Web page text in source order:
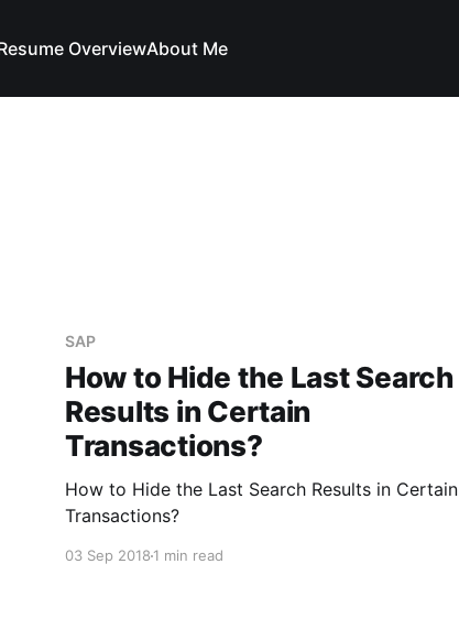
OverviewAbout Me
SAP
How to Hide the Last Search
Results in Certain
Transactions?
How to Hide the Last Search Results in Certain
Transactions?
03 Sep 20181 min read